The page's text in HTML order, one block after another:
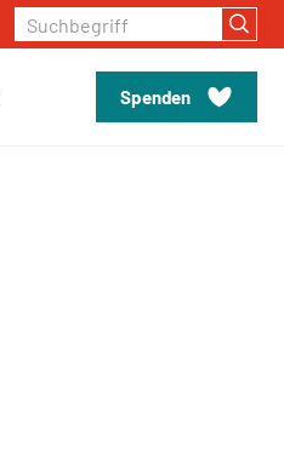
Spenden
Suchbegriff